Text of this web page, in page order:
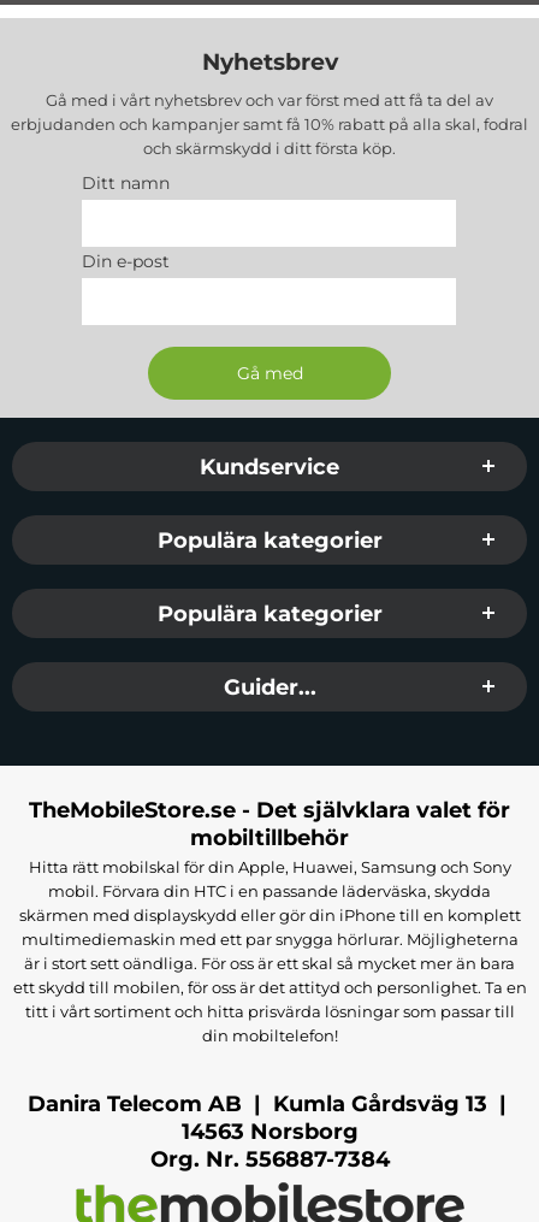
Nyhetsbrev
Gå med i vårt nyhetsbrev och var först med att få ta del av
erbjudanden och kampanjer samt få 10% rabatt på alla skal, fodral
och skärmskydd i ditt första köp.
Ditt namn
Din e-post
Sidfot Blandad info och länkar
Kundservice
Populära kategorier
Populära kategorier
Guider...
TheMobileStore.se - Det självklara valet för
mobiltillbehör
Hitta rätt mobilskal för din Apple, Huawei, Samsung och Sony
mobil. Förvara din HTC i en passande läderväska, skydda
skärmen med displayskydd eller gör din iPhone till en komplett
multimediemaskin med ett par snygga hörlurar. Möjligheterna
är i stort sett oändliga. För oss är ett skal så mycket mer än bara
ett skydd till mobilen, för oss är det attityd och personlighet. Ta en
titt i vårt sortiment och hitta prisvärda lösningar som passar till
din mobiltelefon!
Danira Telecom AB | Kumla Gårdsväg 13 |
14563 Norsborg
Org. Nr. 556887-7384